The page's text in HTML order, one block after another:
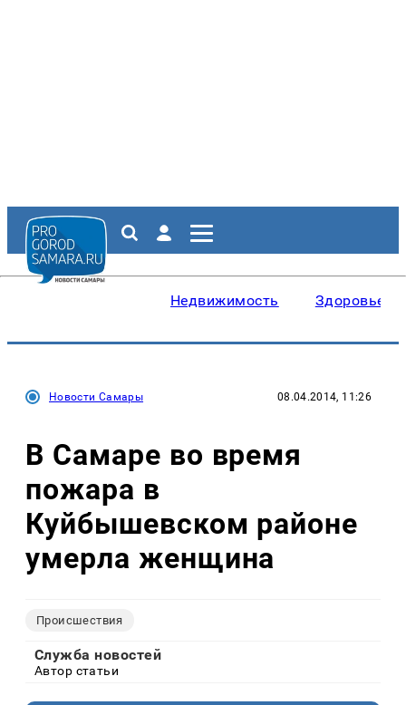
Недвижимость Здоровье
Новости Самары 08.04.2014, 11:26
В Самаре во время
пожара в
Куйбышевском районе
умерла женщина
Происшествия
Служба новостей
Автор статьи